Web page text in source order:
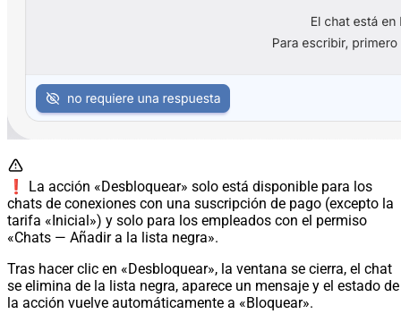
❗️ La acción «Desbloquear» solo está disponible para los
chats de conexiones con una suscripción de pago (excepto la
tarifa «Inicial») y solo para los empleados con el permiso
«Chats — Añadir a la lista negra».
Tras hacer clic en «Desbloquear», la ventana se cierra, el chat
se elimina de la lista negra, aparece un mensaje y el estado de
la acción vuelve automáticamente a «Bloquear».